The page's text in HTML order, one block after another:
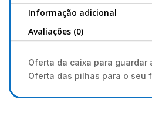
Informação adicional
Avaliações (0)
Oferta da caixa para guardar
Oferta das pilhas para o seu